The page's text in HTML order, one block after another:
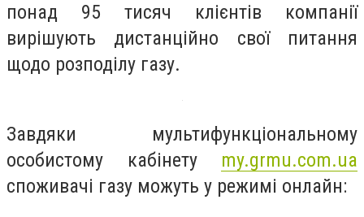
понад 95 тисяч клієнтів компанії
вирішують дистанційно свої питання
щодо розподілу газу.
Завдяки мультифункціональному
особистому кабінету my.grmu.com.ua
споживачі газу можуть у режимі онлайн: